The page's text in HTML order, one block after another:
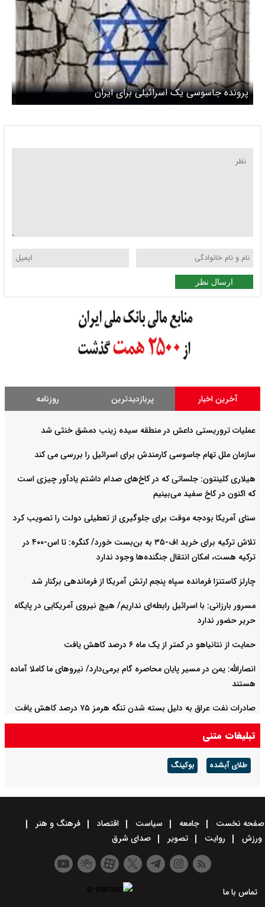
پرونده جاسوسی یک اسرائیلی برای ایران
ارسال نظر
آخرین اخبار پربازدیدترین روزنامه
عملیات تروریستی داعش در منطقه سیده زینب دمشق خنثی شد
سازمان ملل تهام جاسوسی کارمندش برای اسرائیل را بررسی می کند
هیلاری کلینتون: جلساتی که در کاخ‌های صدام داشتم یادآور چیزی است
که اکنون در کاخ سفید می‌بینیم
سنای آمریکا بودجه موقت برای جلوگیری از تعطیلی دولت را تصویب کرد
تلاش ترکیه برای خرید اف-۳۵ به بن‌بست خورد/ کنگره: تا اس-۴۰۰ در
ترکیه هست، امکان انتقال جنگنده‌ها وجود ندارد
چارلز کاستنزا فرمانده سپاه پنجم ارتش آمریکا از فرماندهی برکنار شد
مسرور بارزانی: با اسرائیل رابطه‌ای نداریم/ هیچ نیروی آمریکایی در پایگاه
حریر حضور ندارد
حمایت از نتانیاهو در کمتر از یک ماه ۶ درصد کاهش یافت
انصارالله: یمن در مسیر پایان محاصره گام برمی‌دارد/ نیروهای ما کاملا آماده
هستند
صادرات نفت عراق به دلیل بسته شدن تنگه هرمز ۷۵ درصد کاهش یافت
تبلیغات متنی
طلای آبشده بوکینگ
صفحه نخست جامعه سیاست اقتصاد
فرهنگ و هنر
ورزش
روایت تصویر صدای شرق
تماس با ما